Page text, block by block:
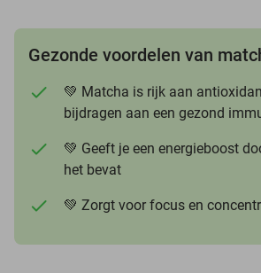
Gezonde voordelen van
💚 Matcha is rijk aan
bijdragen aan een gezond
💚 Geeft je een energieboost
het bevat
💚 Zorgt voor focus en